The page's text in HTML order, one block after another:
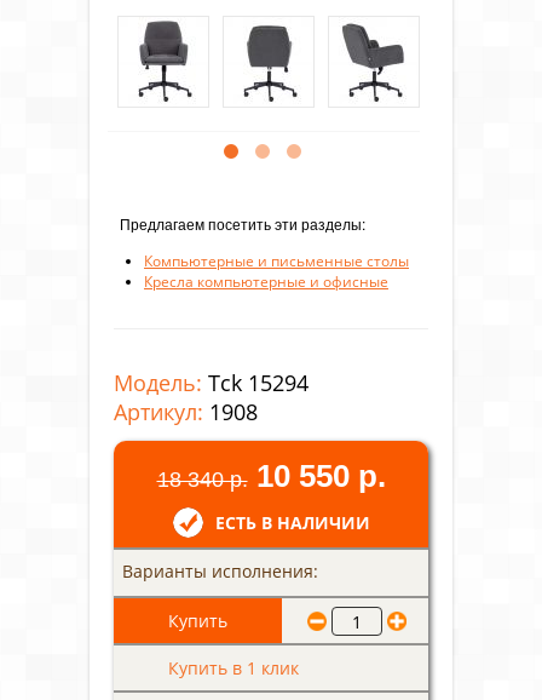
Предлагаем посетить эти разделы:
Компьютерные и письменные столы
Кресла компьютерные и офисные
Модель: Tck 15294
Артикул: 1908
18 340 р. 10 550 р.
ЕСТЬ В НАЛИЧИИ
Варианты исполнения:
Купить в 1 клик